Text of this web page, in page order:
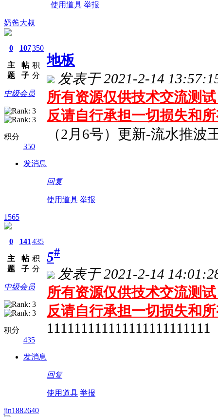
使用道具 举报
奶爸大叔
0
主
题
107
帖
子
350
积
分
中级会员
积分
350
发消息
地板
发表于 2021-2-14
所有资源仅供技术交流测
反请自行承担一切损失和
（2月6号）更新-流水推波
回复
使用道具 举报
1565
0
主
题
141
帖
子
435
积
分
中级会员
积分
435
发消息
5#
发表于 2021-2-14
所有资源仅供技术交流测
反请自行承担一切损失和
111111111111111111111111
回复
使用道具 举报
jin1882640